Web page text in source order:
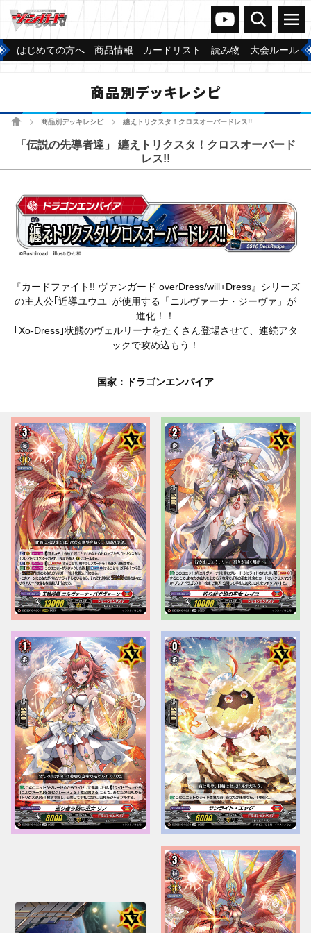
ヴァンガードch
検索 メニュー
はじめての方へ 商品情報 カードリスト 読み物 大会ルール
商品別デッキレシピ
ホーム商品別デッキレシピ 纏えトリクスタ！クロスオーバードレス!!
「伝説の先導者達」 纏えトリクスタ！クロスオーバード
レス!!
『カードファイト!! ヴァンガード overDress/will+Dress』シリーズ
の主人公｢近導ユウユ｣が使用する「ニルヴァーナ・ジーヴァ」が
進化！！
｢Xo-Dress｣状態のヴェルリーナをたくさん登場させて、連続アタ
ックで攻め込もう！
国家：ドラゴンエンパイア